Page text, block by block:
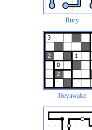
Rury
Heyawake